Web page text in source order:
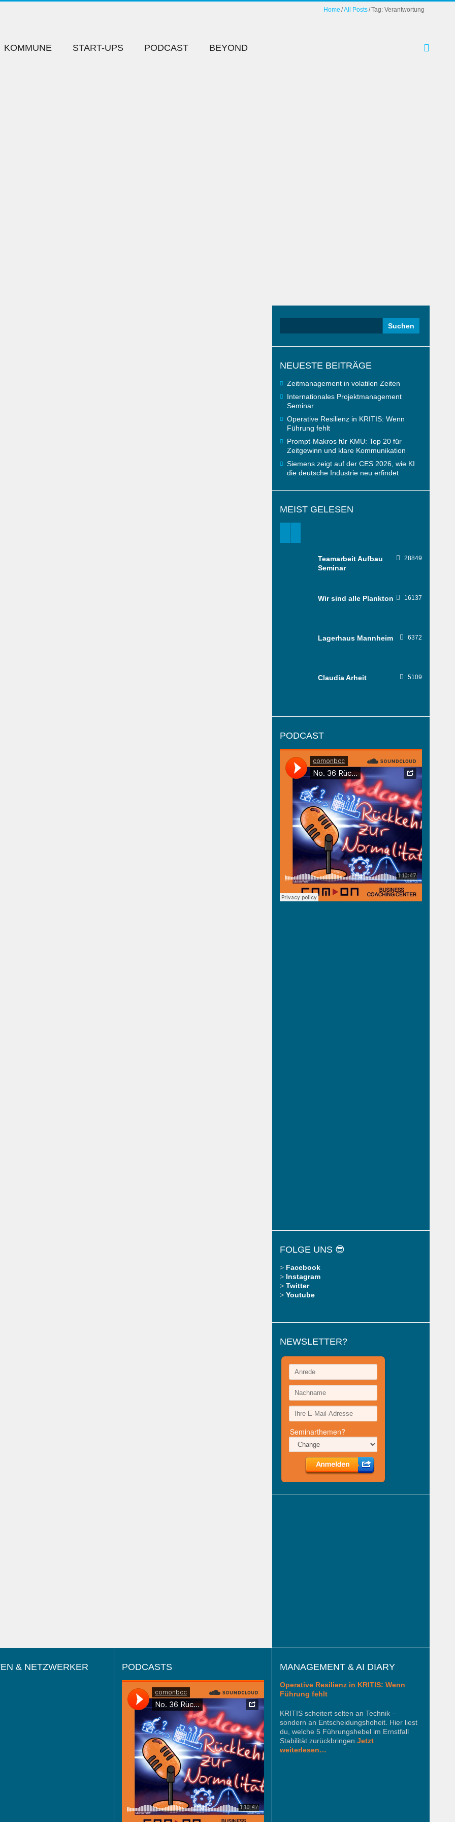
Home All Posts Tag: Verantwortung
KOMMUNE START-UPS PODCAST BEYOND
NEUESTE BEITRÄGE
Zeitmanagement in volatilen Zeiten
Internationales Projektmanagement
Seminar
Operative Resilienz in KRITIS: Wenn
Führung fehlt
Prompt-Makros für KMU: Top 20 für
Zeitgewinn und klare Kommunikation
Siemens zeigt auf der CES 2026, wie KI
die deutsche Industrie neu erfindet
MEIST GELESEN
Teamarbeit Aufbau
Seminar
28849
Wir sind alle Plankton 16137
Lagerhaus Mannheim 6372
Claudia Arheit 5109
PODCAST
FOLGE UNS 😎
> Facebook
> Instagram
> Twitter
> Youtube
NEWSLETTER?
& NETZWERKER PODCASTS MANAGEMENT & AI DIARY
Operative Resilienz in KRITIS: Wenn
Führung fehlt
KRITIS scheitert selten an Technik –
sondern an Entscheidungshoheit. Hier liest
du, welche 5 Führungshebel im Ernstfall
Stabilität zurückbringen. Jetzt
weiterlesen…